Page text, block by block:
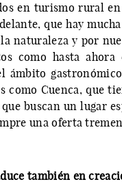
en turismo rural
que hay
naturaleza y por
como hasta
ámbito
como Cuenca, que
buscan un lugar
una oferta
también en